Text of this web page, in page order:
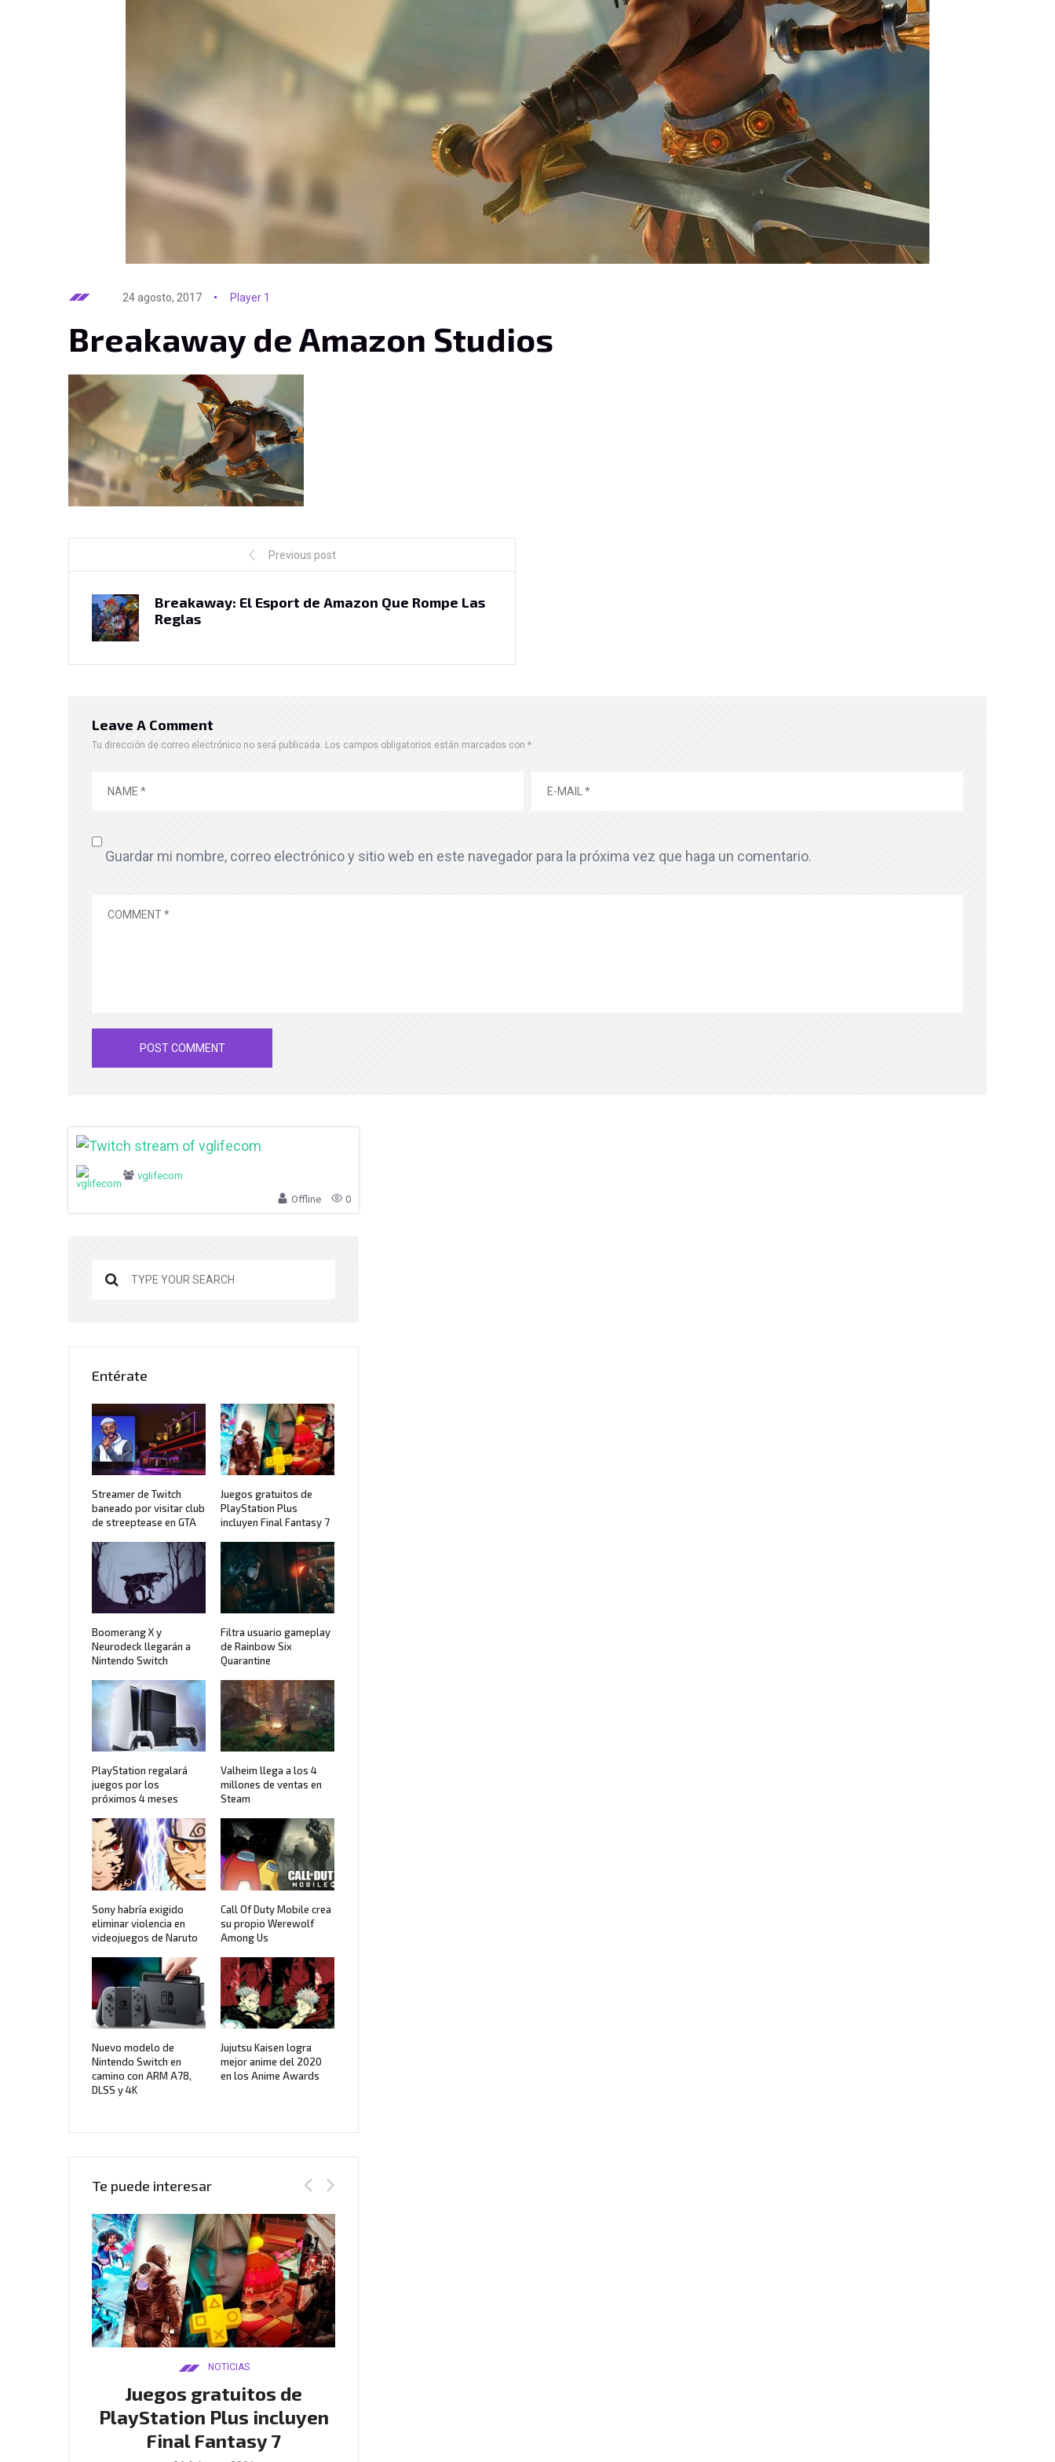
24 agosto, 2017 Player 1
Breakaway de Amazon Studios
Previous post
Breakaway: El Esport de Amazon Que Rompe Las
Reglas
Leave A Comment
Tu dirección de correo electrónico no será publicada. Los campos obligatorios están marcados con *
Guardar mi nombre, correo electrónico y sitio web en este navegador para la próxima vez que haga un comentario.
vglifecom
Offline 0
Entérate
Streamer de Twitch
baneado por visitar club
de streeptease en GTA
Juegos gratuitos de
PlayStation Plus
incluyen Final Fantasy 7
Boomerang X y
Neurodeck llegarán a
Nintendo Switch
Filtra usuario gameplay
de Rainbow Six
Quarantine
PlayStation regalará
juegos por los
próximos 4 meses
Valheim llega a los 4
millones de ventas en
Steam
Sony habría exigido
eliminar violencia en
videojuegos de Naruto
Call Of Duty Mobile crea
su propio Werewolf
Among Us
Nuevo modelo de
Nintendo Switch en
camino con ARM A78,
DLSS y 4K
Jujutsu Kaisen logra
mejor anime del 2020
en los Anime Awards
Te puede interesar
NOTICIAS
Juegos gratuitos de
PlayStation Plus incluyen
Final Fantasy 7